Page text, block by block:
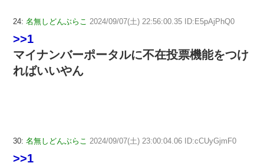
24: 名無しどんぶらこ 2024/09/07(土) 22:56:00.35 ID:E5pAjPhQ0
>>1
マイナンバーポータルに不在投票機能をつけ
ればいいやん
30: 名無しどんぶらこ 2024/09/07(土) 23:00:04.06 ID:cCUyGjmF0
>>1